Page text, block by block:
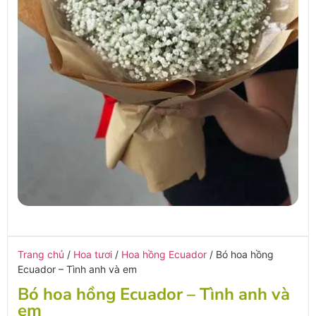
Trang chủ / Hoa tươi / Hoa hồng Ecuador / Bó hoa hồng
Ecuador – Tình anh và em
Bó hoa hồng Ecuador – Tình anh và
em